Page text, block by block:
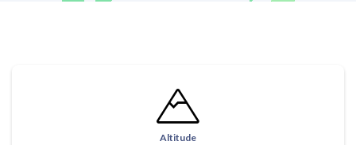
Altitude